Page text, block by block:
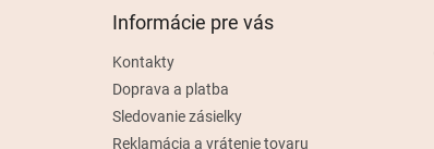
Informácie pre vás
Kontakty
Doprava a platba
Sledovanie zásielky
Reklamácia a vrátenie tovaru